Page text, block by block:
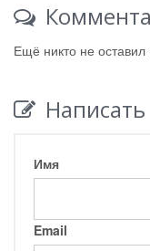
Ещё никто не
Имя
Email